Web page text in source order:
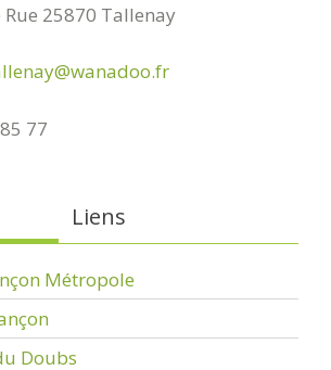
Rue 25870 Tallenay
77
Liens
Métropole
Doubs